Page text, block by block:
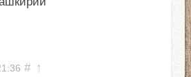
# ↑